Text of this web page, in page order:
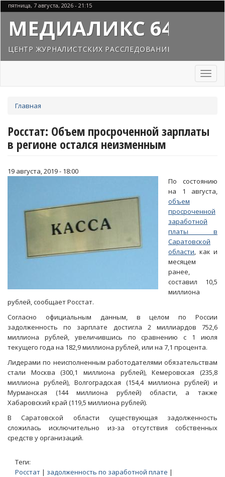
Перейти
к
основному
содержанию
пятница, 7 августа, 2026 - 21:15
МЕДИАЛИКС 64
ЦЕНТР ЖУРНАЛИСТСКИХ РАССЛЕДОВАНИЙ
Toggle
здесь
Главная
Росстат: Объем просроченной зарплаты
в регионе остался неизменным
19 августа, 2019 - 18:00
По состоянию
на 1 августа,
объем
просроченной
заработной
платы в
Саратовской
области, как и
месяцем
ранее,
составил 10,5
миллиона
рублей, сообщает Росстат.
Согласно официальным данным, в целом по России
задолженность по зарплате достигла 2 миллиардов 752,6
миллиона рублей, увеличившись по сравнению с 1 июля
текущего года на 182,9 миллиона рублей, или на 7,1 процента.
Лидерами по неисполненным работодателями обязательствам
стали Москва (300,1 миллиона рублей), Кемеровская (235,8
миллиона рублей), Волгоградская (154,4 миллиона рублей) и
Мурманская (144 миллиона рублей) области, а также
Хабаровский край (119,5 миллиона рублей).
В Саратовской области существующая задолженность
сложилась исключительно из-за отсутствия собственных
средств у организаций.
Теги:
Росстат | задолженность по заработной плате |